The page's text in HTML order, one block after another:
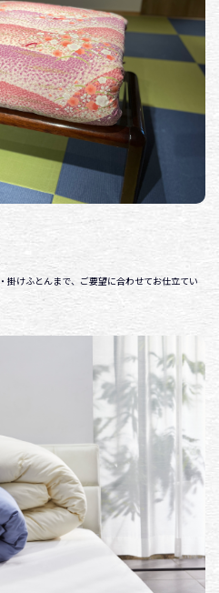
掛けふとんまで、ご要望に合わせてお仕立てい